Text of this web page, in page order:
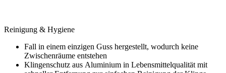
Reinigung & Hygiene
Fall in einem einzigen Guss hergestellt, wodurch keine
Zwischenräume entstehen
Klingenschutz aus Aluminium in Lebensmittelqualität mit